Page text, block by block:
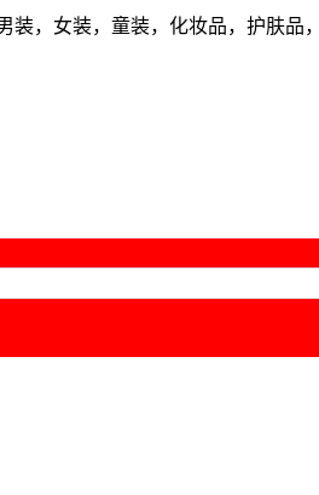
，女装，童装，化妆品，护肤品